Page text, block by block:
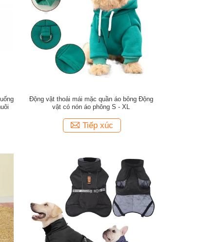
Động vật thoải mái mặc quần áo bông Động
vật có nón áo phông S - XL
Tiếp xúc